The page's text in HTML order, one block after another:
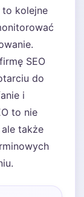
to kolejne
SEO
do
i
to nie
także